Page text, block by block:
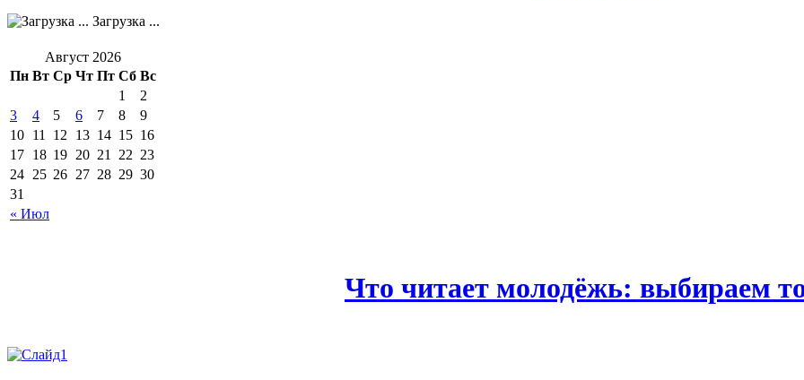
Загрузка ...
Август 2026
Пн Вт Ср Чт Пт Сб Вс
« Июл
1
2
3
4 5 6 7 8
9
10 11 12 13 14 15 16
17 18 19 20 21 22 23
24 25 26 27 28 29 30
31
Что читает молодёжь: выбираем